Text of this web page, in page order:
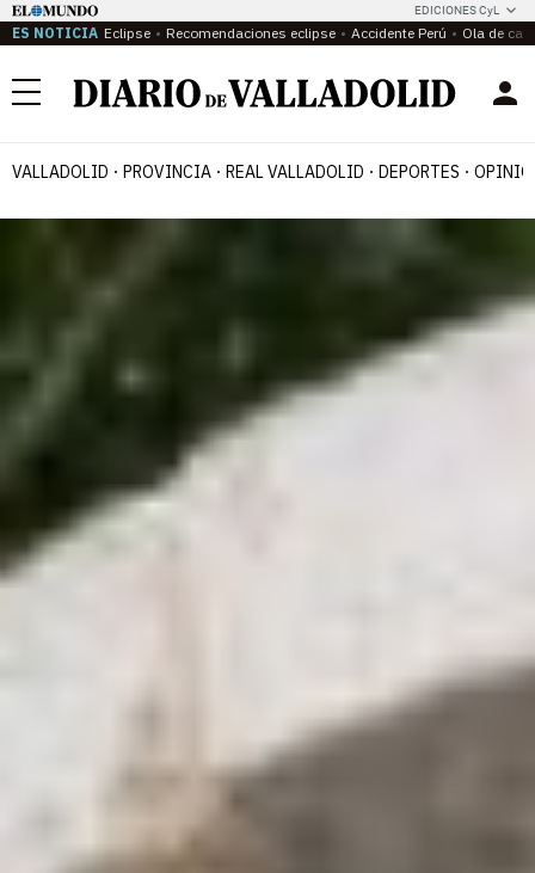
EDICIONES CyL
ES NOTICIA Eclipse Recomendaciones eclipse Accidente Perú Ola de
Menú
VALLADOLID PROVINCIA REAL VALLADOLID DEPORTES